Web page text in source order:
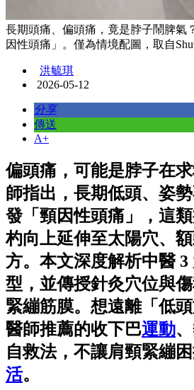
長期頭痛、偏頭痛，竟是脖子鬧脾氣
因性頭痛」。僅為情境配圖，取自
洪毓琪
2026-05-12
分享
傳送
A+
偏頭痛，可能是脖子在
師指出，長期低頭、姿
發「頸因性頭痛」，這
杓向上延伸至太陽穴、
方。本文深度解析中醫
型，並傳授針灸穴位與
緊繃筋膜。想遠離「低
醫師推薦的收下巴運動
自救法，不讓肩頸緊繃
活。